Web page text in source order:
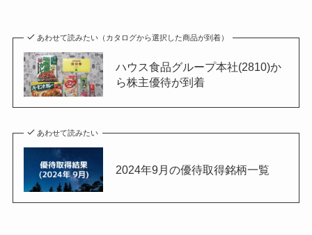
あわせて読みたい（カタログから選択した商品が到着）
ハウス食品グループ本社(2810)か
ら株主優待が到着
あわせて読みたい
2024年9月の優待取得銘柄一覧